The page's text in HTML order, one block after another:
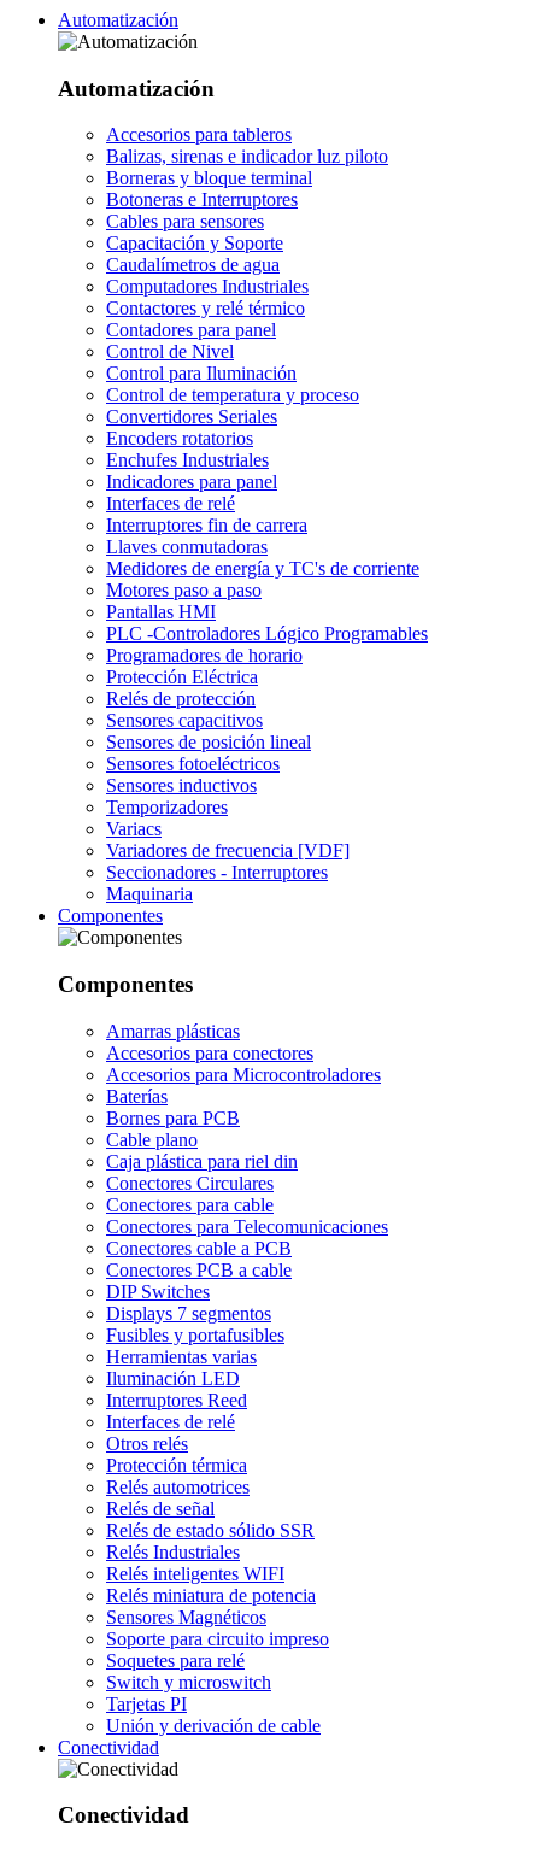
Automatización
Automatización
Accesorios para tableros
Balizas, sirenas e indicador luz piloto
Borneras y bloque terminal
Botoneras e Interruptores
Cables para sensores
Capacitación y Soporte
Caudalímetros de agua
Computadores Industriales
Contactores y relé térmico
Contadores para panel
Control de Nivel
Control para Iluminación
Control de temperatura y proceso
Convertidores Seriales
Encoders rotatorios
Enchufes Industriales
Indicadores para panel
Interfaces de relé
Interruptores fin de carrera
Llaves conmutadoras
Medidores de energía y TC's de corriente
Motores paso a paso
Pantallas HMI
PLC -Controladores Lógico Programables
Programadores de horario
Protección Eléctrica
Relés de protección
Sensores capacitivos
Sensores de posición lineal
Sensores fotoeléctricos
Sensores inductivos
Temporizadores
Variacs
Variadores de frecuencia [VDF]
Seccionadores - Interruptores
Maquinaria
Componentes
Componentes
Amarras plásticas
Accesorios para conectores
Accesorios para Microcontroladores
Baterías
Bornes para PCB
Cable plano
Caja plástica para riel din
Conectores Circulares
Conectores para cable
Conectores para Telecomunicaciones
Conectores cable a PCB
Conectores PCB a cable
DIP Switches
Displays 7 segmentos
Fusibles y portafusibles
Herramientas varias
Iluminación LED
Interruptores Reed
Interfaces de relé
Otros relés
Protección térmica
Relés automotrices
Relés de señal
Relés de estado sólido SSR
Relés Industriales
Relés inteligentes WIFI
Relés miniatura de potencia
Sensores Magnéticos
Soporte para circuito impreso
Soquetes para relé
Switch y microswitch
Tarjetas PI
Unión y derivación de cable
Conectividad
Conectividad